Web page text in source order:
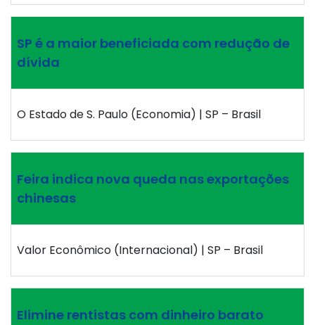
SP é a maior beneficiada com redução de
dívida
O Estado de S. Paulo (Economia) | SP – Brasil
Feira indica nova queda nas exportações
chinesas
Valor Econômico (Internacional) | SP – Brasil
Elimine rentistas com dinheiro barato